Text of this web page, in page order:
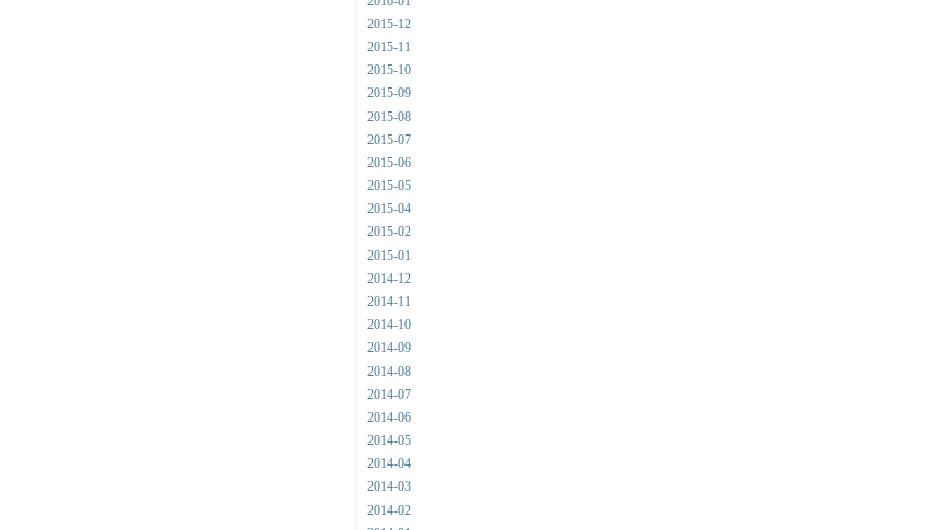
2015-12
2015-11
2015-10
2015-09
2015-08
2015-07
2015-06
2015-05
2015-04
2015-02
2015-01
2014-12
2014-11
2014-10
2014-09
2014-08
2014-07
2014-06
2014-05
2014-04
2014-03
2014-02